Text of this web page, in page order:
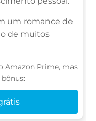
um romance de
de muitos
Amazon Prime, mas